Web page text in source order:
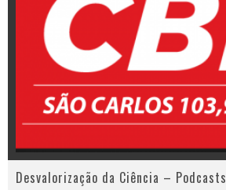
Desvalorização da Ciência – Podcasts